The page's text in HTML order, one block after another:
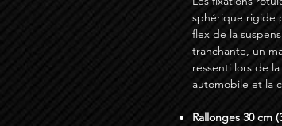
sphérique rigide
flex de la
tranchante, un
ressenti lors de
automobile et la
Rallonges 30 cm